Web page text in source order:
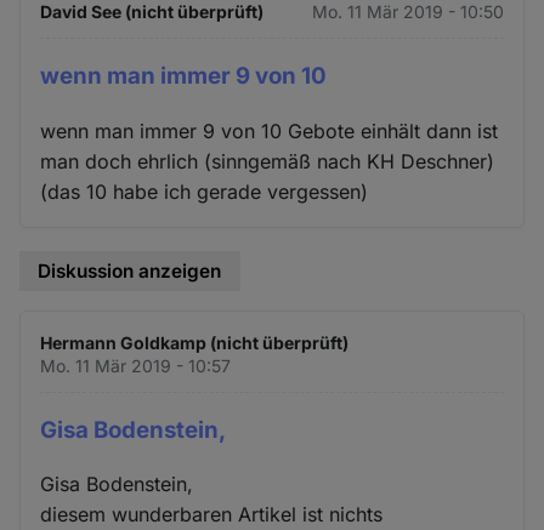
David See (nicht überprüft) Mo. 11 Mär 2019 - 10:50
wenn man immer 9 von 10
wenn man immer 9 von 10 Gebote einhält dann ist
man doch ehrlich (sinngemäß nach KH Deschner)
(das 10 habe ich gerade vergessen)
Diskussion anzeigen
Hermann Goldkamp (nicht überprüft)
Mo. 11 Mär 2019 - 10:57
Gisa Bodenstein,
Gisa Bodenstein,
diesem wunderbaren Artikel ist nichts